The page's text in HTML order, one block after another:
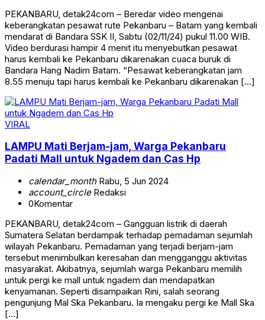
PEKANBARU, detak24com – Beredar video mengenai
keberangkatan pesawat rute Pekanbaru – Batam yang kembali
mendarat di Bandara SSK II, Sabtu (02/11/24) pukul 11.00 WIB.
Video berdurasi hampir 4 menit itu menyebutkan pesawat
harus kembali ke Pekanbaru dikarenakan cuaca buruk di
Bandara Hang Nadim Batam. “Pesawat keberangkatan jam
8.55 menuju tapi harus kembali ke Pekanbaru dikarenakan […]
VIRAL
LAMPU Mati Berjam-jam, Warga Pekanbaru
Padati Mall untuk Ngadem dan Cas Hp
calendar_monthRabu, 5 Jun 2024
account_circleRedaksi
0Komentar
PEKANBARU, detak24com – Gangguan listrik di daerah
Sumatera Selatan berdampak terhadap pemadaman sejumlah
wilayah Pekanbaru. Pemadaman yang terjadi berjam-jam
tersebut menimbulkan keresahan dan mengganggu aktivitas
masyarakat. Akibatnya, sejumlah warga Pekanbaru memilih
untuk pergi ke mall untuk ngadem dan mendapatkan
kenyamanan. Seperti disampaikan Rini, salah seorang
pengunjung Mal Ska Pekanbaru. Ia mengaku pergi ke Mall Ska
[…]